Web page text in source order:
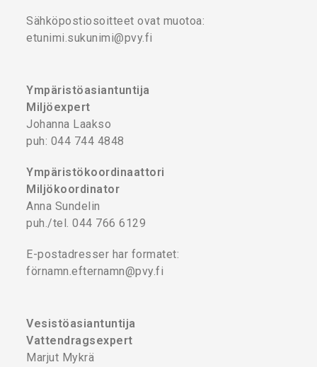
Sähköpostiosoitteet ovat muotoa:
etunimi.sukunimi@pvy.fi
Ympäristöasiantuntija
Miljöexpert
Johanna Laakso
puh: 044 744 4848
Ympäristökoordinaattori
Miljökoordinator
Anna Sundelin
puh./tel. 044 766 6129
E-postadresser har formatet:
förnamn.efternamn@pvy.fi
Vesistöasiantuntija
Vattendragsexpert
Marjut Mykrä